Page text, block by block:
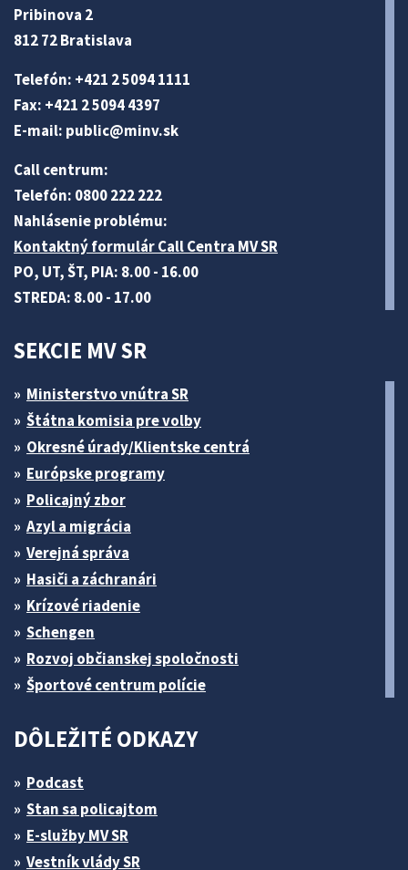
Pribinova 2
812 72 Bratislava
Telefón: +421 2 5094 1111
Fax: +421 2 5094 4397
E-mail: public@minv.sk
Call centrum:
Telefón: 0800 222 222
Nahlásenie problému:
Kontaktný formulár Call Centra MV SR
PO, UT, ŠT, PIA: 8.00 - 16.00
STREDA: 8.00 - 17.00
SEKCIE MV SR
Ministerstvo vnútra SR
Štátna komisia pre volby
Okresné úrady/Klientske centrá
Európske programy
Policajný zbor
Azyl a migrácia
Verejná správa
Hasiči a záchranári
Krízové riadenie
Schengen
Rozvoj občianskej spoločnosti
Športové centrum polície
DÔLEŽITÉ ODKAZY
Podcast
Stan sa policajtom
E-služby MV SR
Vestník vlády SR